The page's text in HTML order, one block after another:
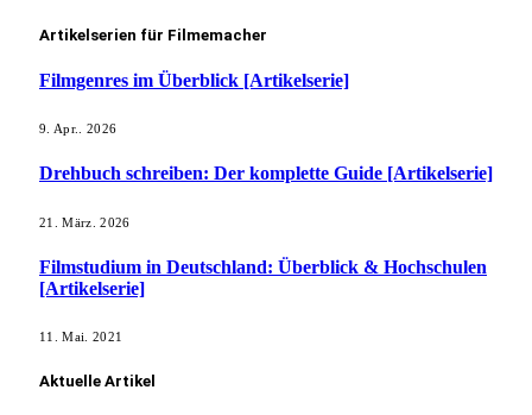
Artikelserien für Filmemacher
Filmgenres im Überblick [Artikelserie]
9. Apr.. 2026
Drehbuch schreiben: Der komplette Guide [Artikelserie]
21. März. 2026
Filmstudium in Deutschland: Überblick & Hochschulen
[Artikelserie]
11. Mai. 2021
Aktuelle Artikel